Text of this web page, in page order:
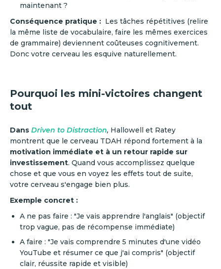
maintenant ?
Conséquence pratique : Les tâches répétitives (relire
la même liste de vocabulaire, faire les mêmes exercices
de grammaire) deviennent coûteuses cognitivement.
Donc votre cerveau les esquive naturellement.
Pourquoi les mini-victoires changent
tout
Dans Driven to Distraction, Hallowell et Ratey
montrent que le cerveau TDAH répond fortement à la
motivation immédiate et à un retour rapide sur
investissement. Quand vous accomplissez quelque
chose et que vous en voyez les effets tout de suite,
votre cerveau s'engage bien plus.
Exemple concret :
A ne pas faire : "Je vais apprendre l'anglais" (objectif
trop vague, pas de récompense immédiate)
A faire : "Je vais comprendre 5 minutes d'une vidéo
YouTube et résumer ce que j'ai compris" (objectif
clair, réussite rapide et visible)